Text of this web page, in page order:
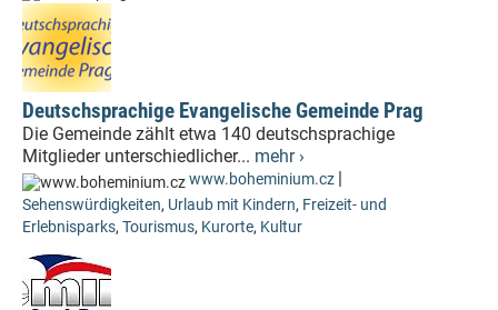
Deutschsprachige Evangelische Gemeinde Prag
Die Gemeinde zählt etwa 140 deutschsprachige
Mitglieder unterschiedlicher... mehr ›
www.boheminium.cz |
Sehenswürdigkeiten, Urlaub mit Kindern, Freizeit- und
Erlebnisparks, Tourismus, Kurorte, Kultur